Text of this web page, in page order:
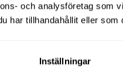
och analysföretag som
har tillhandahållit eller
Inställningar